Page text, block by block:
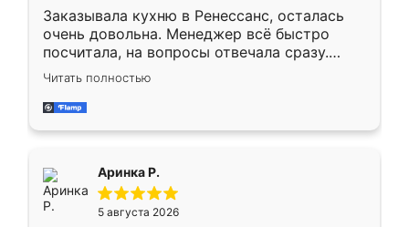
Заказывала кухню в Ренессанс, осталась
очень довольна. Менеджер всё быстро
посчитала, на вопросы отвечала сразу.
Замерщик приехал в субботу, подошёл к
делу со всей ответственностью. Собрали
за день, ребята работали аккуратно, даже
Читать полностью
Аринка Р.
5 августа 2026